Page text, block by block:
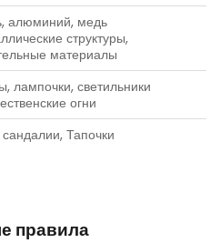
алюминий, медь
структуры,
материалы
лампочки, светильники
огни
Тапочки
правила